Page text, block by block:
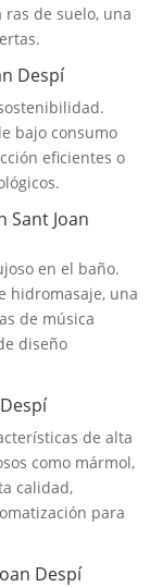
de suelo, una
Despí
bajo consumo
eficientes o
Sant Joan
en el baño.
hidromasaje, una
de música
diseño
de alta
como mármol,
calidad,
para
Despí